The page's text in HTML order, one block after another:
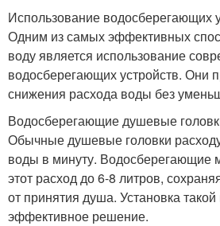
Использование водосберегающих
Одним из самых эффективных
воду является использование
водосберегающих устройств. Они
снижения расхода воды без
Водосберегающие душевые
Обычные душевые головки
воды в минуту. Водосберегающие
этот расход до 6-8 литров,
от принятия душа. Установка
эффективное решение.